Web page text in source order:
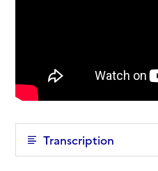
Transcription